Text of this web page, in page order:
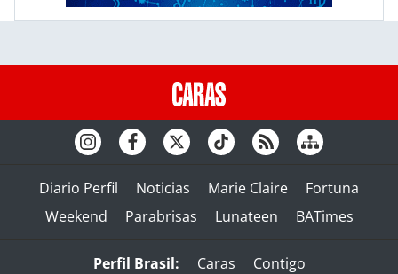
Diario Perfil Noticias Marie Claire
Fortuna
Weekend
Parabrisas Lunateen BATimes
Perfil Brasil: Caras
Contigo